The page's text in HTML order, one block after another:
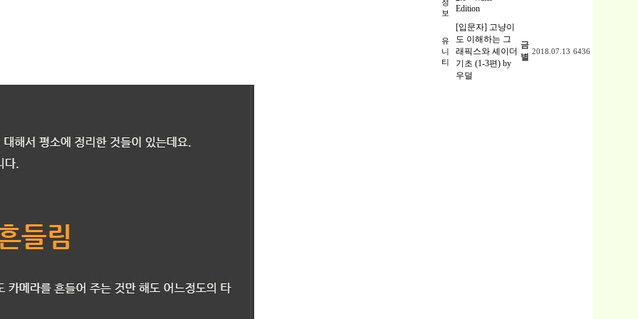
정
보
Edition
유
니
티
[입문자] 고냥이
도 이해하는 그
래픽스와 셰이더
기초 (1-3편) by
우덜
금
별
2018.07.13 6436